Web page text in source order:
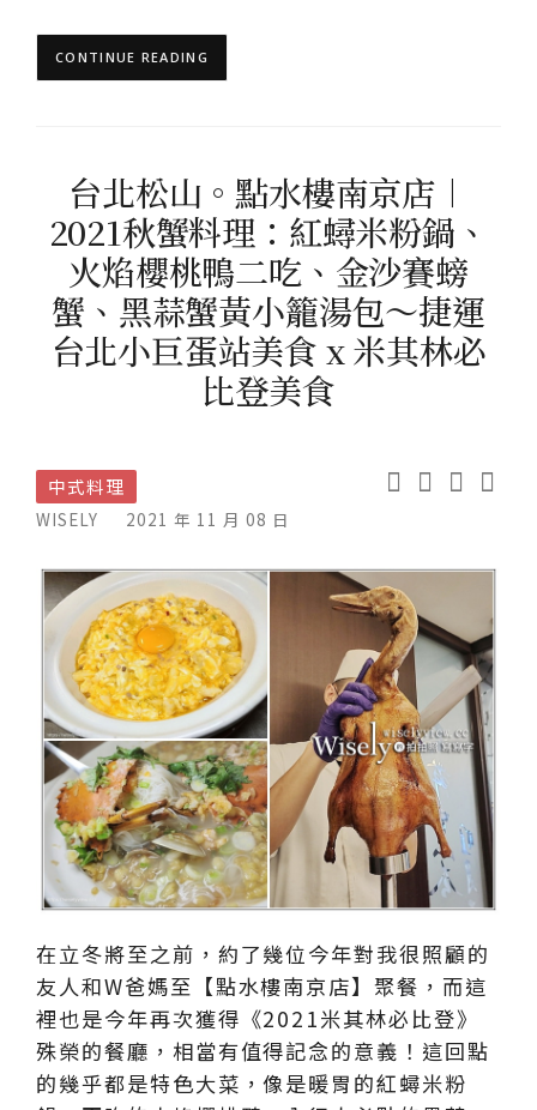
CONTINUE READING
台北松山。點水樓南京店︱
2021秋蟹料理：紅蟳米粉鍋、
火焰櫻桃鴨二吃、金沙賽螃
蟹、黑蒜蟹黃小籠湯包～捷運
台北小巨蛋站美食 x 米其林必
比登美食
中式料理
WISELY 2021 年 11 月 08 日
在立冬將至之前，約了幾位今年對我很照顧的
友人和W爸媽至【點水樓南京店】聚餐，而這
裡也是今年再次獲得《2021米其林必比登》
殊榮的餐廳，相當有值得記念的意義！這回點
的幾乎都是特色大菜，像是暖胃的紅蟳米粉